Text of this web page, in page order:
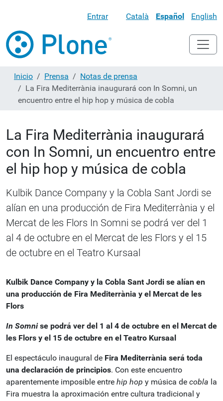
Entrar Català Español English
Inicio Prensa
Notas de prensa
La Fira Mediterrània inaugurará con In Somni, un
encuentro entre el hip hop y música de cobla
La Fira Mediterrània inaugurará
con In Somni, un encuentro entre
el hip hop y música de cobla
Kulbik Dance Company y la Cobla Sant Jordi se
alían en una producción de Fira Mediterrània y el
Mercat de les Flors In Somni se podrá ver del 1
al 4 de octubre en el Mercat de les Flors y el 15
de octubre en el Teatro Kursaal
Kulbik Dance Company y la Cobla Sant Jordi se alían en
una producción de Fira Mediterrània y el Mercat de les
Flors
In Somnise podrá ver del 1 al 4 de octubre en el Mercat de
les Flors y el 15 de octubre en el Teatro Kursaal
El espectáculo inaugural de Fira Mediterrània será toda
una declaración de principios. Con este encuentro
aparentemente imposible entre hip hop y música de cobla la
Fira muestra la aproximación entre cultura tradicional y